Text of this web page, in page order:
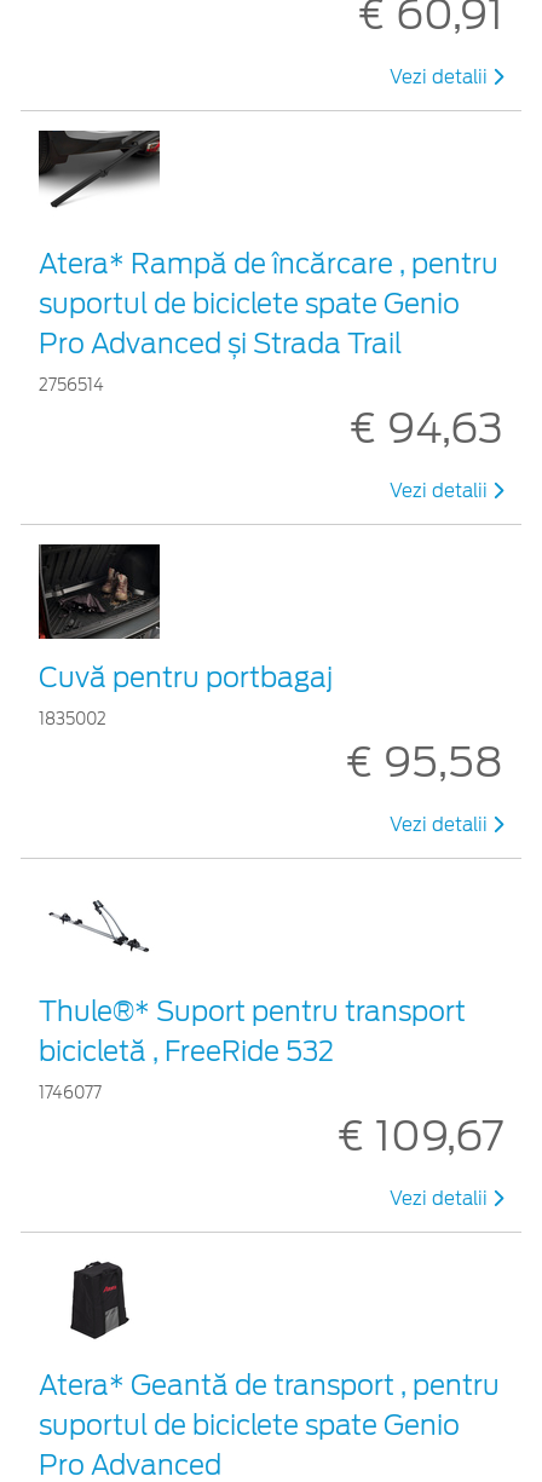
€ 60,91
Vezi detalii
Atera* Rampă de încărcare , pentru
suportul de biciclete spate Genio
Pro Advanced și Strada Trail
2756514
€ 94,63
Vezi detalii
Cuvă pentru portbagaj
1835002
€ 95,58
Vezi detalii
Thule®* Suport pentru transport
bicicletă , FreeRide 532
1746077
€ 109,67
Vezi detalii
Atera* Geantă de transport , pentru
suportul de biciclete spate Genio
Pro Advanced